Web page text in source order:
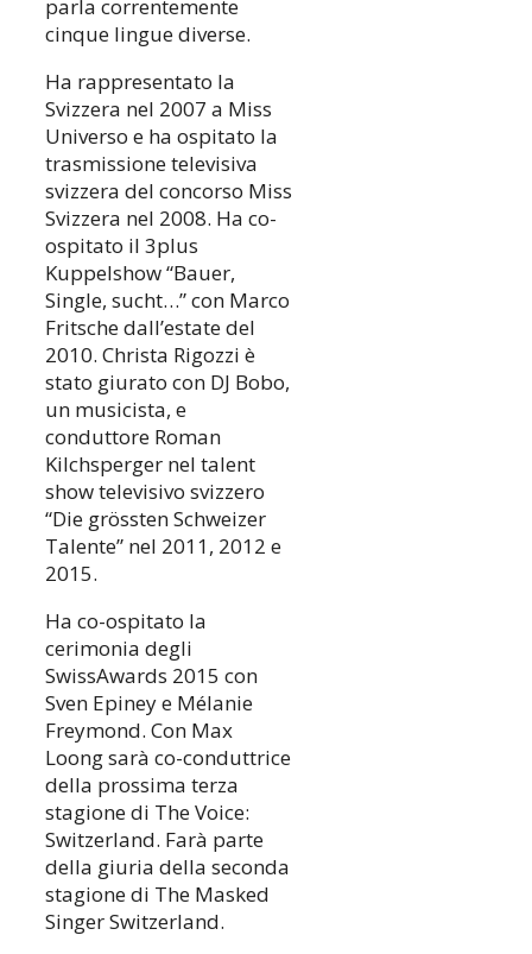
parla correntemente
cinque lingue diverse.
Ha rappresentato la
Svizzera nel 2007 a Miss
Universo e ha ospitato la
trasmissione televisiva
svizzera del concorso Miss
Svizzera nel 2008. Ha co-
ospitato il 3plus
Kuppelshow “Bauer,
Single, sucht…” con Marco
Fritsche dall’estate del
2010. Christa Rigozzi è
stato giurato con DJ Bobo,
un musicista, e
conduttore Roman
Kilchsperger nel talent
show televisivo svizzero
“Die grössten Schweizer
Talente” nel 2011, 2012 e
2015.
Ha co-ospitato la
cerimonia degli
SwissAwards 2015 con
Sven Epiney e Mélanie
Freymond. Con Max
Loong sarà co-conduttrice
della prossima terza
stagione di The Voice:
Switzerland. Farà parte
della giuria della seconda
stagione di The Masked
Singer Switzerland.